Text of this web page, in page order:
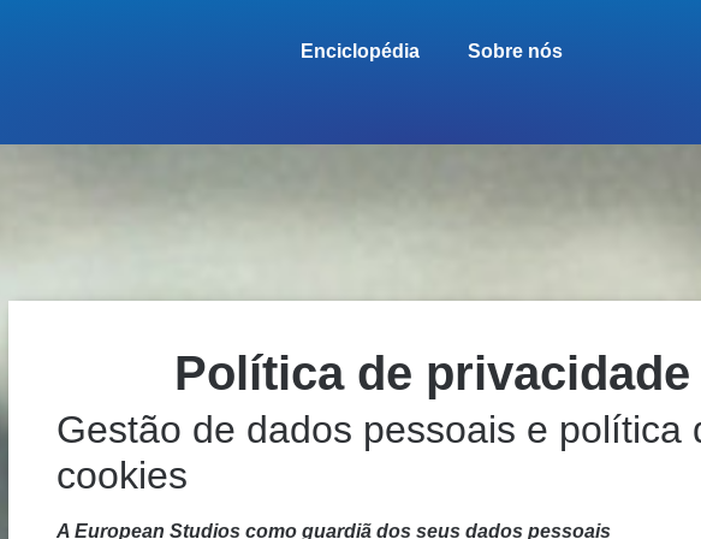
Enciclopédia Sobre nós
Política de privacidade
Gestão de dados pessoais e política
cookies
A European Studios como guardiã dos seus dados pessoais